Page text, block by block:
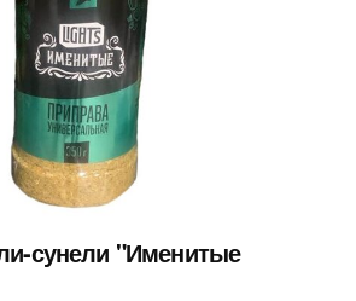
сунели "Именитые